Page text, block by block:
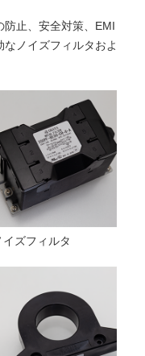
防止、安全対策、EMI
なノイズフィルタおよ
イズフィルタ